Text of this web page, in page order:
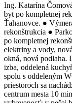
Ing. Katarína
byt po kompletnej
Ťahanovce. ●
rekonštrukcia ●
po kompletnej
elektriny a vody,
okná, nová podlaha.
izba, oddelená
spolu s oddeleným
priestoroch sa
centrum mesta 10